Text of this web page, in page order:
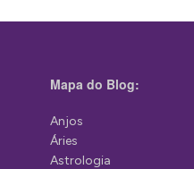
Mapa do Blog:
Anjos
Áries
Astrologia